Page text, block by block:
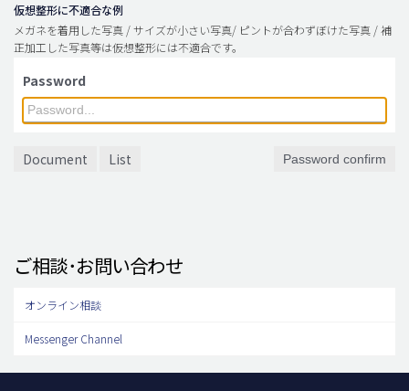
仮想整形に不適合な例
メガネを着用した写真 / サイズが小さい写真/ ピントが合わずぼけた写真 / 補
正加工した写真等は仮想整形には不適合です。
Password
Document List Password confirm
ご相談･お問い合わせ
オンライン相談
Messenger Channel